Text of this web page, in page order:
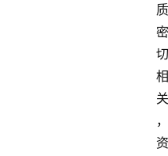
质
密
切
相
关
，
资